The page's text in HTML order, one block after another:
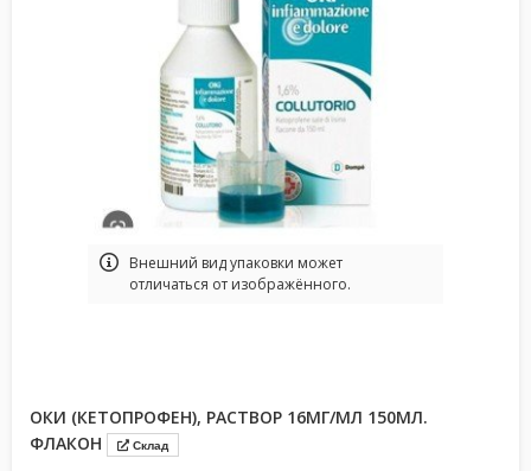
Bнешний вид упаковки может
отличаться от изображённого.
ОКИ (КЕТОПРОФЕН), РАСТВОР 16МГ/МЛ 150МЛ.
ФЛАКОН
Склад